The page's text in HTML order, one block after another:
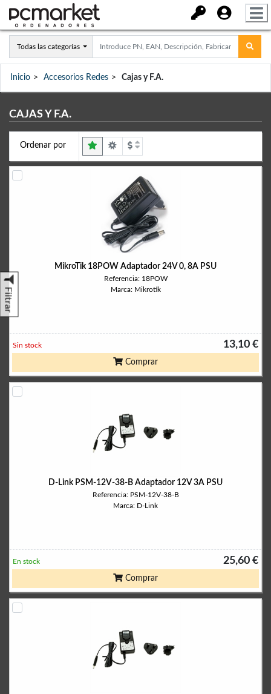
Todas las categorías
Inicio Accesorios Redes Cajas y F.A.
CAJAS Y F.A.
Filtrar
Ordenar por
MikroTik 18POW Adaptador 24V 0, 8A PSU
Referencia: 18POW
Marca: Mikrotik
13,10 €
Sin stock
Comprar
D-Link PSM-12V-38-B Adaptador 12V 3A PSU
Referencia: PSM-12V-38-B
Marca: D-Link
25,60 €
En stock
Comprar